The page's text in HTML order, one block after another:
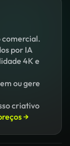
comercial.
por IA
4K e
ou gere
criativo
→